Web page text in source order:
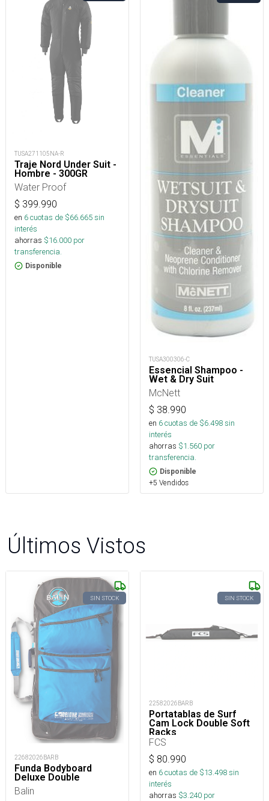
TUSA271105NA-R
Traje Nord Under Suit -
Hombre - 300GR
Water Proof
$ 399.990
en 6cuotas de $66.665sin
interés
ahorras $16.000 por
transferencia.
Disponible
TUSA300306-C
Essencial Shampoo -
Wet & Dry Suit
McNett
$ 38.990
en 6cuotas de $6.498sin
interés
ahorras $1.560 por
transferencia.
Disponible
+5 Vendidos
Últimos Vistos
SIN STOCK
22682026BARB
Funda Bodyboard
Deluxe Double
Balin
SIN STOCK
22582026BARB
Portatablas de Surf
Cam Lock Double Soft
Racks
FCS
$ 80.990
en 6cuotas de $13.498sin
interés
ahorras $3.240 por